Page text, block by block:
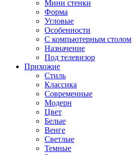
Мини стенки
Форма
Угловые
Особенности
С компьютерным столом
Назначение
Под телевизор
Прихожие
Стиль
Классика
Современные
Модерн
Цвет
Белые
Венге
Светлые
Темные